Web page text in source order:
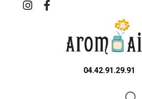
04.42.91.29.91